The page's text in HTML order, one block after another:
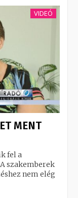
VIDEÓ
MENT
fel a
szakemberek
nem elég